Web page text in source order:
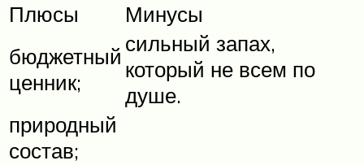
Плюсы
Минусы
бюджетный
ценник;
сильный запах,
который не всем по
душе.
природный
состав;